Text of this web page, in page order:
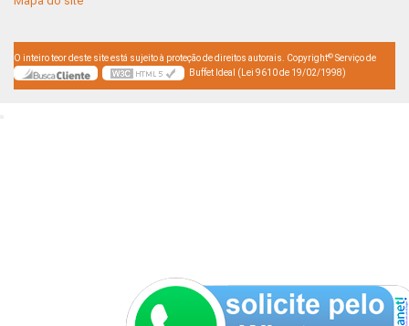
O inteiro teor deste site está sujeito à proteção de direitos autorais. Copyright© Serviço de
Buffet Ideal (Lei 9610 de 19/02/1998)